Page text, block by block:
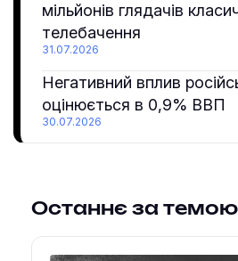
мільйонів глядачів
телебачення
31.07.2026
Негативний вплив
оцінюється в 0,9% ВВП
30.07.2026
Останнє за